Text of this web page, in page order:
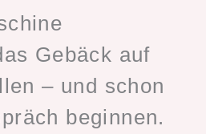
Gebäck auf
– und schon
beginnen.